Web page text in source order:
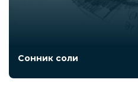
Сонник соли